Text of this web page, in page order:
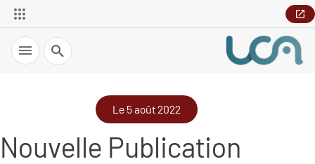
Recherche
Le 5 août 2022
Nouvelle Publication